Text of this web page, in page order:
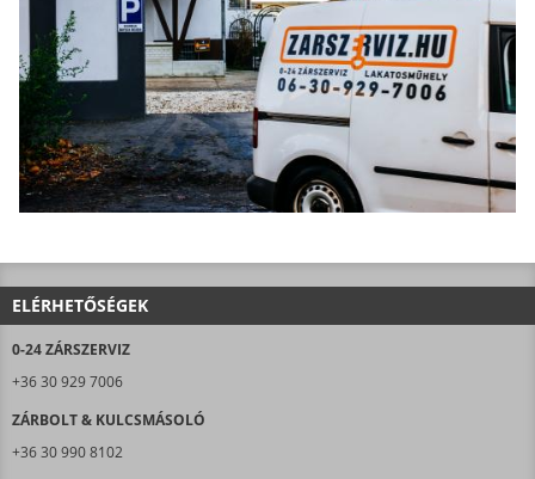
ELÉRHETŐSÉGEK
0-24 ZÁRSZERVIZ
+36 30 929 7006
ZÁRBOLT & KULCSMÁSOLÓ
+36 30 990 8102